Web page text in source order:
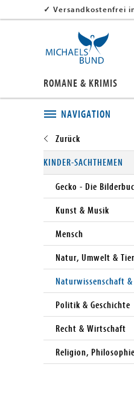
✓ Versandkostenfrei
ROMANE & KRIMIS
NAVIGATION
Close submenu
KINDER-SACHTHEMEN
Gecko - Die
Kunst & Musik
Mensch
Natur, Umwelt &
Naturwissenschaft
Politik & Geschichte
Recht & Wirtschaft
Religion,